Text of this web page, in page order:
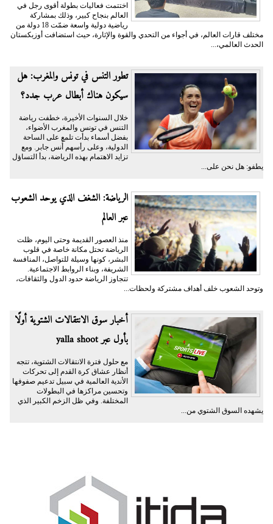
اختتمت فعاليات بطولة أقوى رجل في
العالم بنجاح كبير، وذلك بمشاركة
رياضية دولية واسعة ضمّت 18 دولة من
مختلف قارات العالم، في أجواء من التحدي والقوة والإثارة، حيث استضافت أوزبكستان
الحدث العالمي،...
تطور التنس في تونس والمغرب: هل
سيكون هناك أبطال عرب جدد؟
خلال السنوات الأخيرة، خطفت رياضة
التنس في تونس والمغرب الأضواء،
بفضل أسماء بدأت تلمع على الساحة
الدولية، وعلى رأسهم أُنس جابر. ومع
تزايد الاهتمام بهذه الرياضة، بدأ التساؤل
يطفو: هل نحن على...
الرياضة: الشغف الذي يوحد الشعوب
عبر العالم
منذ العصور القديمة وحتى اليوم، ظلت
الرياضة تحتل مكانة خاصة في قلوب
البشر، كونها وسيلة للتواصل، المنافسة
الشريفة، وبناء الروابط الاجتماعية.
تتجاوز الرياضة حدود الدول والثقافات،
وتوحد الشعوب خلف أهداف مشتركة ولحظات...
أخبار سوق الانتقالات الشتوية أولًا
بأول عبر yalla shoot
مع حلول فترة الانتقالات الشتوية، تتجه
أنظار عشاق كرة القدم إلى تحركات
الأندية العالمية في سبيل تدعيم صفوفها
وتحسين مراكزها في البطولات
المختلفة. وفي ظل الزخم الكبير الذي
يشهده السوق الشتوي من...